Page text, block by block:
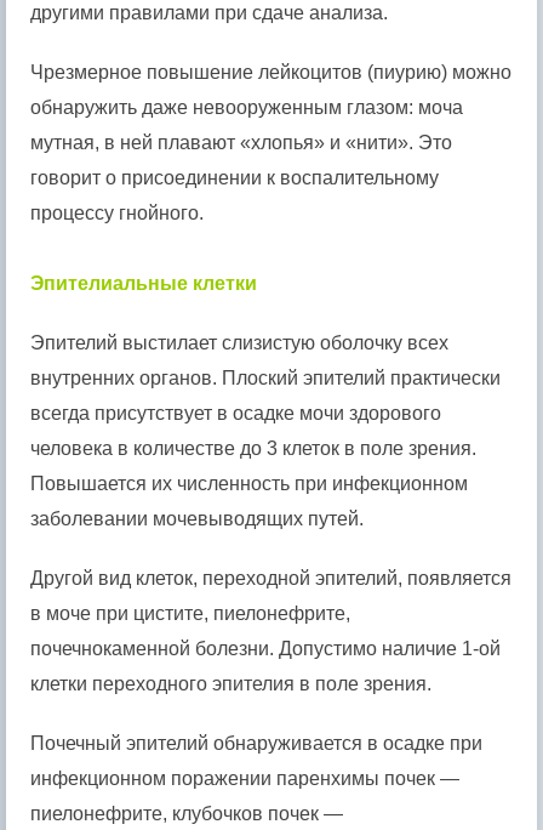
другими правилами при сдаче анализа.
Чрезмерное повышение лейкоцитов (пиурию) можно
обнаружить даже невооруженным глазом: моча
мутная, в ней плавают «хлопья» и «нити». Это
говорит о присоединении к воспалительному
процессу гнойного.
Эпителиальные клетки
Эпителий выстилает слизистую оболочку всех
внутренних органов. Плоский эпителий практически
всегда присутствует в осадке мочи здорового
человека в количестве до 3 клеток в поле зрения.
Повышается их численность при инфекционном
заболевании мочевыводящих путей.
Другой вид клеток, переходной эпителий, появляется
в моче при цистите, пиелонефрите,
почечнокаменной болезни. Допустимо наличие 1-ой
клетки переходного эпителия в поле зрения.
Почечный эпителий обнаруживается в осадке при
инфекционном поражении паренхимы почек —
пиелонефрите, клубочков почек —